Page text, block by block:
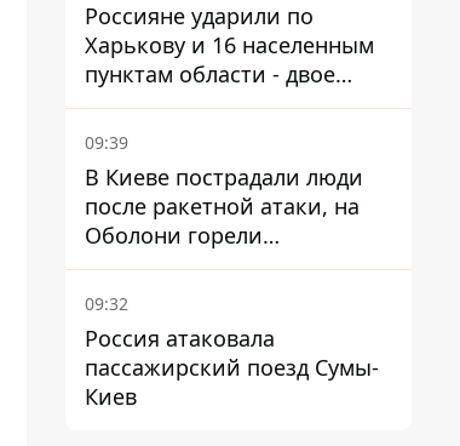
Россияне ударили по
Харькову и 16 населенным
пунктам области - двое
погибших
09:39
В Киеве пострадали люди
после ракетной атаки, на
Оболони горели
резервуары с топливом
09:32
Россия атаковала
пассажирский поезд Сумы-
Киев